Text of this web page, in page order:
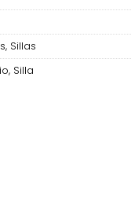
, Sillas
, Silla